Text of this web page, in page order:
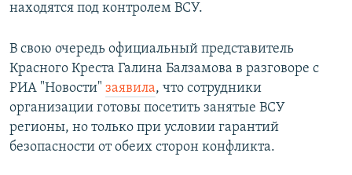
находятся под контролем ВСУ.
В свою очередь официальный представитель
Красного Креста Галина Балзамова в разговоре с
РИА "Новости" заявила, что сотрудники
организации готовы посетить занятые ВСУ
регионы, но только при условии гарантий
безопасности от обеих сторон конфликта.